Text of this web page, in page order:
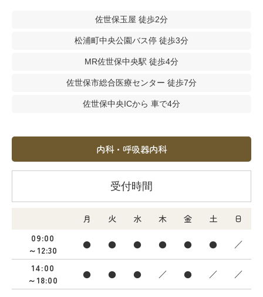
佐世保玉屋 徒歩2分
松浦町中央公園バス停 徒歩3分
MR佐世保中央駅 徒歩4分
佐世保市総合医療センター 徒歩7分
佐世保中央ICから 車で4分
内科・呼吸器内科
受付時間
月 火 水 木 金 土
日
09:00
～12:30
● ● ● ● ● ●
／
14:00
～18:00
● ● ● ／ ● ／ ／